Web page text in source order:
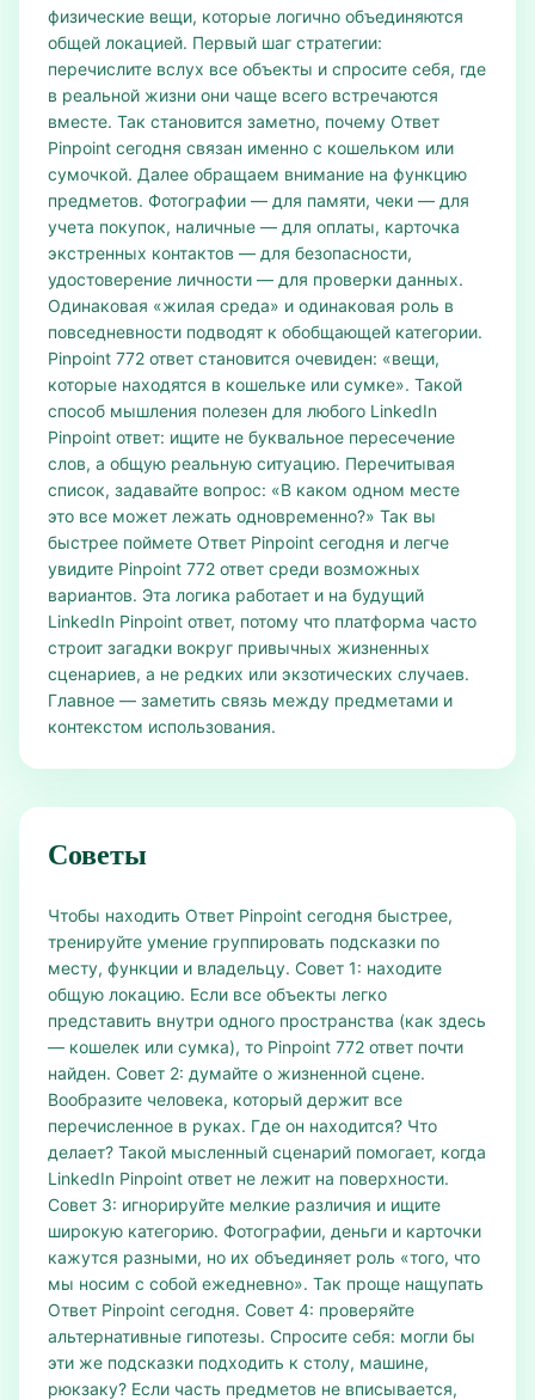
физические вещи, которые логично объединяются
общей локацией. Первый шаг стратегии:
перечислите вслух все объекты и спросите себя, где
в реальной жизни они чаще всего встречаются
вместе. Так становится заметно, почему Ответ
Pinpoint сегодня связан именно с кошельком или
сумочкой. Далее обращаем внимание на функцию
предметов. Фотографии — для памяти, чеки — для
учета покупок, наличные — для оплаты, карточка
экстренных контактов — для безопасности,
удостоверение личности — для проверки данных.
Одинаковая «жилая среда» и одинаковая роль в
повседневности подводят к обобщающей категории.
Pinpoint 772 ответ становится очевиден: «вещи,
которые находятся в кошельке или сумке». Такой
способ мышления полезен для любого LinkedIn
Pinpoint ответ: ищите не буквальное пересечение
слов, а общую реальную ситуацию. Перечитывая
список, задавайте вопрос: «В каком одном месте
это все может лежать одновременно?» Так вы
быстрее поймете Ответ Pinpoint сегодня и легче
увидите Pinpoint 772 ответ среди возможных
вариантов. Эта логика работает и на будущий
LinkedIn Pinpoint ответ, потому что платформа часто
строит загадки вокруг привычных жизненных
сценариев, а не редких или экзотических случаев.
Главное — заметить связь между предметами и
контекстом использования.
Советы
Чтобы находить Ответ Pinpoint сегодня быстрее,
тренируйте умение группировать подсказки по
месту, функции и владельцу. Совет 1: находите
общую локацию. Если все объекты легко
представить внутри одного пространства (как здесь
— кошелек или сумка), то Pinpoint 772 ответ почти
найден. Совет 2: думайте о жизненной сцене.
Вообразите человека, который держит все
перечисленное в руках. Где он находится? Что
делает? Такой мысленный сценарий помогает, когда
LinkedIn Pinpoint ответ не лежит на поверхности.
Совет 3: игнорируйте мелкие различия и ищите
широкую категорию. Фотографии, деньги и карточки
кажутся разными, но их объединяет роль «того, что
мы носим с собой ежедневно». Так проще нащупать
Ответ Pinpoint сегодня. Совет 4: проверяйте
альтернативные гипотезы. Спросите себя: могли бы
эти же подсказки подходить к столу, машине,
рюкзаку? Если часть предметов не вписывается,